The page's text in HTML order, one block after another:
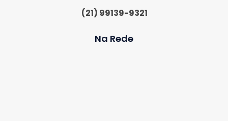
(21) 99139-9321
Na Rede